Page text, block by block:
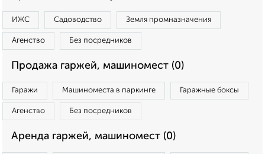
ИЖС Садоводство Земля промназначения
Агенство Без посредников
Продажа гаржей, машиномест (0)
Гаражи Машиноместа в паркинге Гаражные боксы
Агенство Без посредников
Аренда гаржей, машиномест (0)